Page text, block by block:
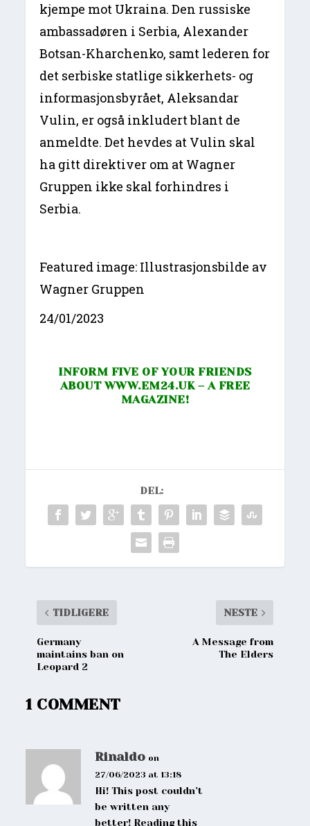
kjempe mot Ukraina. Den russiske
ambassadøren i Serbia, Alexander
Botsan-Kharchenko, samt lederen for
det serbiske statlige sikkerhets- og
informasjonsbyrået, Aleksandar
Vulin, er også inkludert blant de
anmeldte. Det hevdes at Vulin skal
ha gitt direktiver om at Wagner
Gruppen ikke skal forhindres i
Serbia.
Featured image: Illustrasjonsbilde av
Wagner Gruppen
24/01/2023
INFORM FIVE OF YOUR FRIENDS
ABOUTWWW.EM24.UK– A FREE
MAGAZINE!
DEL:
TIDLIGERE
Germany
maintains ban on
Leopard 2
NESTE
A Message from
The Elders
1 COMMENT
Rinaldo on
27/06/2023 at 13:18
Hi! This post couldn’t
be written any
better! Reading this